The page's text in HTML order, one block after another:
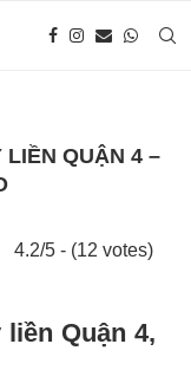
LIỀN QUẬN 4 –
4.2/5 - (12 votes)
Quận 4,